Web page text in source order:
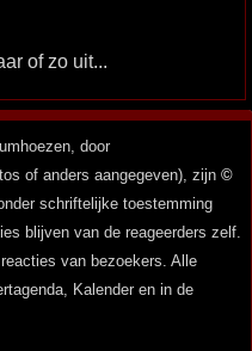
of zo uit...
door
of anders aangegeven), zijn ©
schriftelijke toestemming
blijven van de reageerders zelf.
van bezoekers. Alle
Kalender en in de